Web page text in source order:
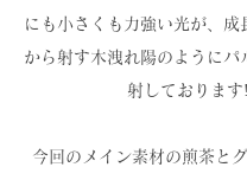
にも小さくも力強い光が、成
から射す木洩れ陽のようにパ
射しております
今回のメイン素材の煎茶と